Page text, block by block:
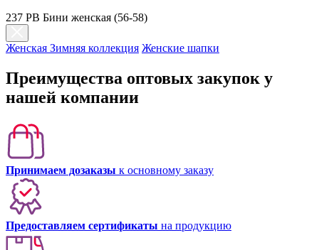
237 PB Бини женская (56-58)
Женская Зимняя коллекция Женские шапки
Преимущества оптовых закупок у
нашей компании
Принимаем дозаказы к основному заказу
Предоставляем сертификаты на продукцию